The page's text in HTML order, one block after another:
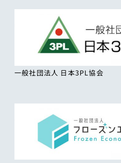
一般社団法人 日本3PL協会